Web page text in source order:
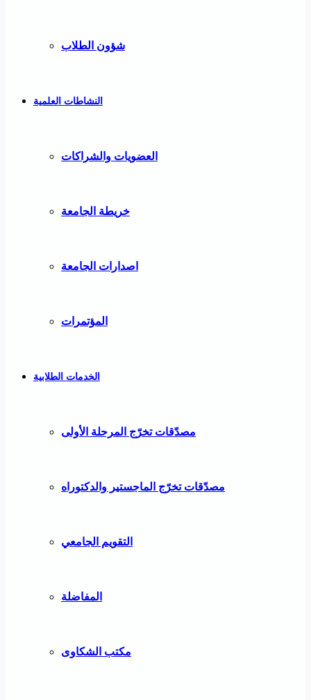
شؤون الطلاب
النشاطات العلمية
العضويات والشراكات
خريطة الجامعة
اصدارات الجامعة
المؤتمرات
الخدمات الطلابية
مصدّقات تخرّج المرحلة الأولى
مصدّقات تخرّج الماجستير والدكتوراه
التقويم الجامعي
المفاضلة
مكتب الشكاوى